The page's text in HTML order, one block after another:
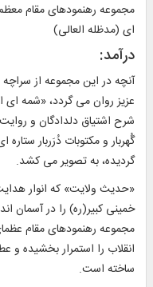
مجموعه رهنمودهاى مقام
اى (مدظله العالى)
درآمد:
آنچه در اين مجموعه از
عزيز روان مى‏ گردد، «شمه‏ اى
شرح اشتياق دلدادگان و
گُهربار و مكتوبات دُرَربار
گرديده، به تصوير مى‏ كشد.
«حديث ولايت‏» كه انوار
خمينى كبير(ره) را در آسمان
مجموعه رهنمودهاى مقام
انقلاب را استمرار بخشيده و
ساخته است.